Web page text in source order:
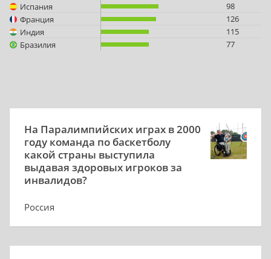
Испания
98
Франция
126
Индия
115
Бразилия
77
На Паралимпийских играх в 2000
году команда по баскетболу
какой страны выступила
выдавая здоровых игроков за
инвалидов?
Россия
Испания